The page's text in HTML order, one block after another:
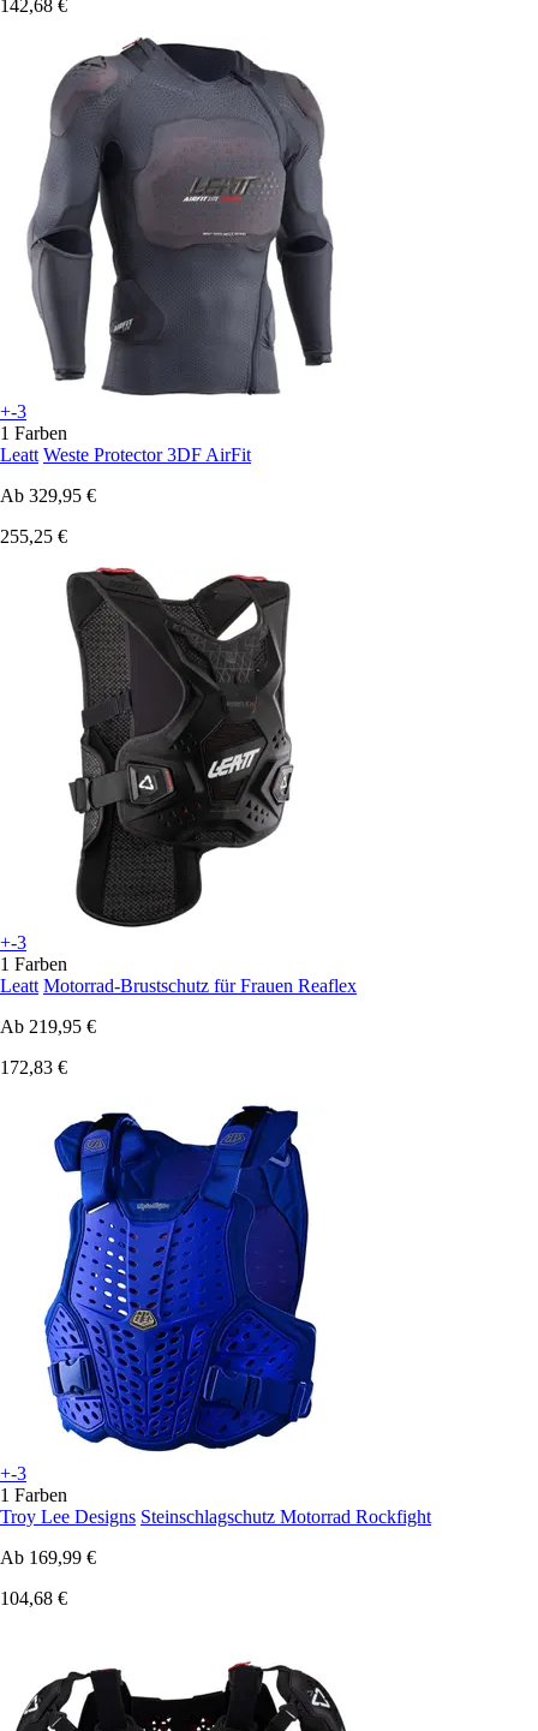
142,68 €
+-3
1 Farben
Leatt Weste Protector 3DF AirFit
Ab 329,95 €
255,25 €
+-3
1 Farben
Leatt Motorrad-Brustschutz für Frauen Reaflex
Ab 219,95 €
172,83 €
+-3
1 Farben
Troy Lee Designs Steinschlagschutz Motorrad Rockfight
Ab 169,99 €
104,68 €